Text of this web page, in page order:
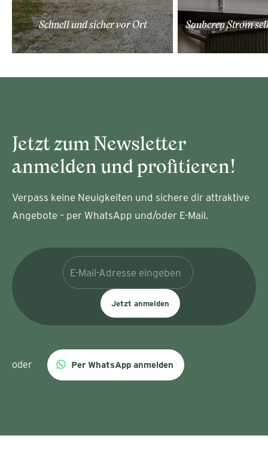
Schnell und sicher vor Ort Sauberen Strom
Jetzt zum Newsletter
anmelden und profitieren!
Verpass keine Neuigkeiten und sichere dir attraktive
Angebote – per WhatsApp und/oder E-Mail.
Jetzt anmelden
oder Per WhatsApp anmelden